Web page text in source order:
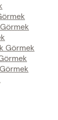
Görmek